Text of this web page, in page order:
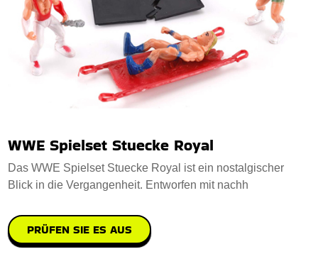
WWE Spielset Stuecke Royal
Das WWE Spielset Stuecke Royal ist ein nostalgischer
Blick in die Vergangenheit. Entworfen mit nachh
PRÜFEN SIE ES AUS